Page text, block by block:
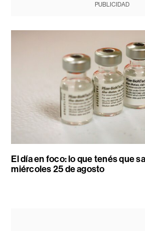
PUBLICIDAD
El día en foco: lo que tenés que
miércoles 25 de agosto